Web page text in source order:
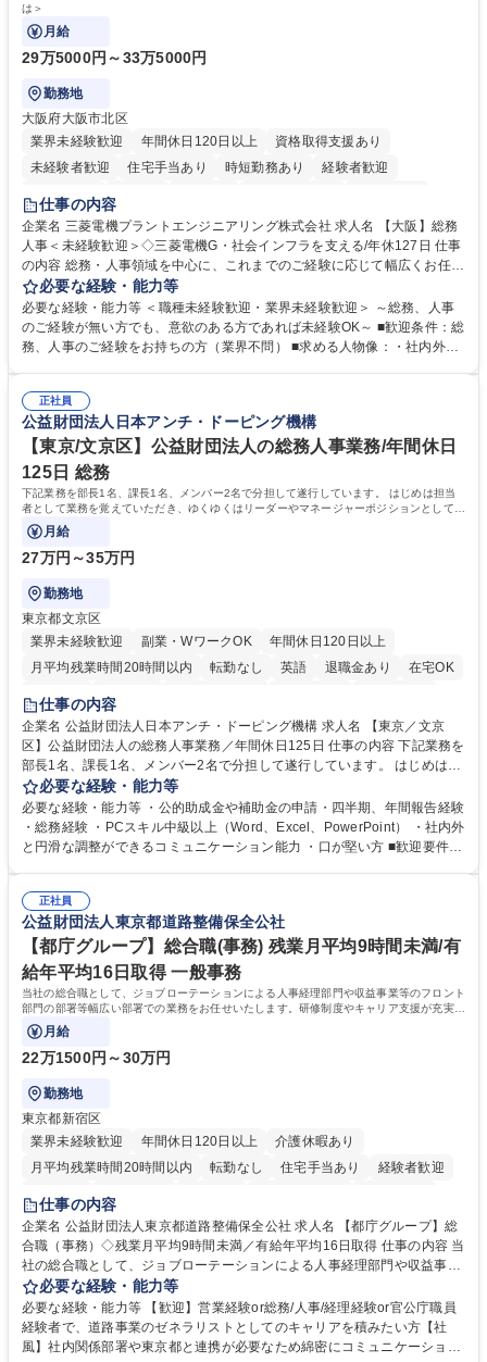
は＞
月給
29万5000円～33万5000円
勤務地
大阪府大阪市北区
業界未経験歓迎
年間休日120日以上
資格取得支援あり
未経験者歓迎
住宅手当あり 時短勤務あり
経験者歓迎
退職金あり
駅近5分以内
土日祝休み 服装自由 寮・社宅あり 食事補助あり
仕事の内容
企業名 三菱電機プラントエンジニアリング株式会社 求人名 【大阪】総務
人事＜未経験歓迎＞◇三菱電機G・社会インフラを支える/年休127日 仕事
の内容 総務・人事領域を中心に、これまでのご経験に応じて幅広くお任せ
します。 ＜具体的には＞ ・総務/人事労務（給与・社保・勤怠管理など）
・採用・教育研修 ・福利厚生運用 など ※基本的には事務所勤務ですが、
採用や教育等の業務内容により、関西圏以外への日帰り・宿泊を伴う国内
出張もございます。 ※担当業務を持ちつつ、お互いに助け合いながら、総
必要な経験・能力等
必要な経験・能力等 ＜職種未経験歓迎・業界未経験歓迎＞ ～総務、人事
のご経験が無い方でも、意欲のある方であれば未経験OK～ ■歓迎条件：総
務、人事のご経験をお持ちの方（業界不問） ■求める人物像：・社内外の
正社員
公益財団法人日本アンチ・ドーピング機構
【東京/文京区】公益財団法人の総務人事業務/年間休日
125日 総務
下記業務を部長1名、課長1名、メンバー2名で分担して遂行しています。 はじめは担当
者として業務を覚えていただき、ゆくゆくはリーダーやマネージャーポジションとして活
躍いただくことを期待しています。
月給
27万円～35万円
勤務地
東京都文京区
業界未経験歓迎
副業・WワークOK
年間休日120日以上
月平均残業時間20時間以内
転勤なし 英語 退職金あり
在宅OK
賞与あり
育休あり
食事補助あり
仕事の内容
企業名 公益財団法人日本アンチ・ドーピング機構 求人名 【東京／文京
区】公益財団法人の総務人事業務／年間休日125日 仕事の内容 下記業務を
部長1名、課長1名、メンバー2名で分担して遂行しています。 はじめは担
当者として業務を覚えていただき、ゆくゆくはリーダーやマネージャーポ
ジションとして活躍いただくことを期待しています。 【総務・人事グルー
プの業務内容】 ・人事制度関連 ・採用活動 ・教育研修の企画、実行 ・勤
怠管理 ・官公庁への各種提出 ・法定の会議運営（評議員会、理事会） ・
管理 ・福利厚生関連 ・職員からの問合せ、相談対応 ・その他日常の総務
業務全般 募集職種 【東京／文京区】公益財団法人の総務人事業務／年間
休日125日
必要な経験・能力等
必要な経験・能力等 ・公的助成金や補助金の申請・四半期、年間報告経験
・総務経験 ・PCスキル中級以上（Word、Excel、PowerPoint） ・社内外
と円滑な調整ができるコミュニケーション能力 ・口が堅い方 ■歓迎要件
正社員
公益財団法人東京都道路整備保全公社
【都庁グループ】総合職(事務) 残業月平均9時間未満/有
給年平均16日取得 一般事務
当社の総合職として、ジョブローテーションによる人事経理部門や収益事業等のフロント
部門の部署等幅広い部署での業務をお任せいたします。研修制度やキャリア支援が充実し
ております！ ※下記業務詳細
月給
22万1500円～30万円
勤務地
東京都新宿区
業界未経験歓迎
年間休日120日以上
介護休暇あり
月平均残業時間20時間以内
転勤なし 住宅手当あり
経験者歓迎
研修あり
退職金あり
駅近5分以内
資格取得手当あり 食事補助あり
仕事の内容
企業名 公益財団法人東京都道路整備保全公社 求人名 【都庁グループ】総
合職（事務）◇残業月平均9時間未満／有給年平均16日取得 仕事の内容 当
社の総合職として、ジョブローテーションによる人事経理部門や収益事業
等のフロント部門の部署等幅広い部署での業務をお任せいたします。研修
制度やキャリア支援が充実しております！ ※下記業務詳細 【業務詳細】■
管理部門：広報、人事、経理など当公社の運営に係る管理業務 ■収益部
門：駐車場の新規開拓、管理運営、新宿駅西口広場の「イベントコーナ
必要な経験・能力等
必要な経験・能力等 【歓迎】営業経験or総務/人事/経理経験or官公庁職員
経験者で、道路事業のゼネラリストとしてのキャリアを積みたい方【社
風】社内関係部署や東京都と連携が必要なため綿密にコミュニケーション